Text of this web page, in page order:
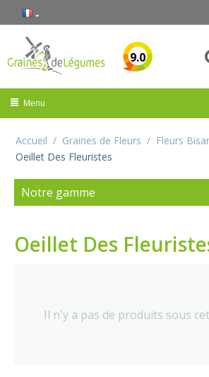
9.0
Menu
Accueil / Graines de Fleurs / Fleurs
Oeillet Des Fleuristes
Notre gamme
Oeillet Des
Il n'y a pas de produits sous